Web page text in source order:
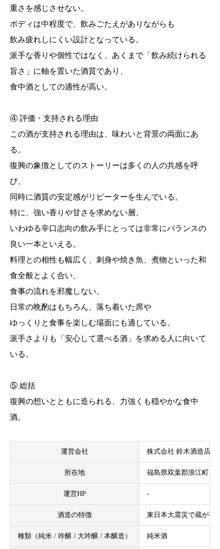
重さを感じさせない。
ボディは中程度で、飲みごたえがありながらも
飲み疲れしにくい設計となっている。
派手な香りや個性ではなく、あくまで「飲み続けられる
旨さ」に軸を置いた酒質であり、
食中酒としての適性が高い。
④ 評価・支持される理由
この酒が支持される理由は、味わいと背景の両面にあ
る。
復興の象徴としてのストーリーは多くの人の共感を呼
び、
同時に酒質の安定感がリピーターを生んでいる。
特に、強い香りや甘さを求めない層、
いわゆる辛口志向の飲み手にとっては非常にバランスの
良い一本といえる。
料理との相性も幅広く、刺身や焼き魚、煮物といった和
食全般とよく合い、
食事の流れを邪魔しない。
日常の晩酌はもちろん、落ち着いた席や
ゆっくりと食事を楽しむ場面にも適している。
派手さよりも「安心して選べる酒」を求める人に向いて
いる。
⑤ 総括
復興の想いとともに造られる、力強くも穏やかな食中
酒。
運営会社 株式会社 鈴木酒造店
所在地 福島県双葉郡浪江町（
運営HP -
酒造の特徴 東日本大震災で蔵が被
種類（純米 / 吟醸 / 大吟醸 / 本醸造） 純米酒